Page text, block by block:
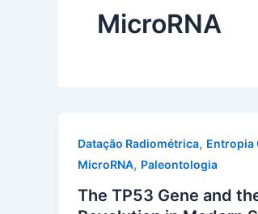
MicroRNA
Datação Radiométrica, Entropia
MicroRNA, Paleontologia
The TP53 Gene and